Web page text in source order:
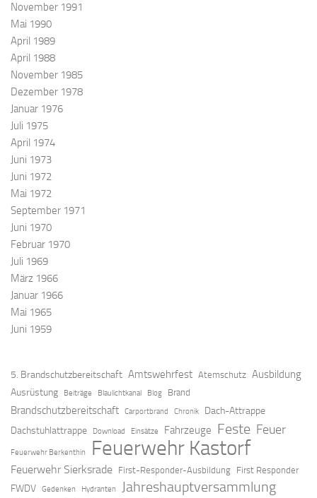
November 1991
Mai 1990
April 1989
April 1988
November 1985
Dezember 1978
Januar 1976
Juli 1975
April 1974
Juni 1973
Juni 1972
Mai 1972
September 1971
Juni 1970
Februar 1970
Juli 1969
März 1966
Januar 1966
Mai 1965
Juni 1959
5. Brandschutzbereitschaft Amtswehrfest Atemschutz Ausbildung
Ausrüstung Beiträge Blaulichtkanal Blog Brand
Brandschutzbereitschaft Carportbrand Chronik
Dach-Attrappe
Dachstuhlattrappe
Download Einsätze Fahrzeuge Feste Feuer
Feuerwehr Berkenthin Feuerwehr Kastorf
Feuerwehr Sierksrade First-Responder-Ausbildung First Responder
FWDV Gedenken Hydranten Jahreshauptversammlung